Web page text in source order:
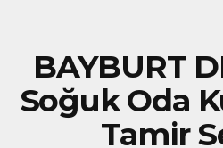
BAYBURT
Soğuk Oda
Tamir